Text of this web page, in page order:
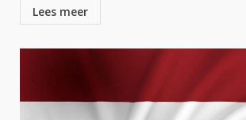
Lees meer